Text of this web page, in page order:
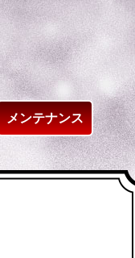
メンテナンス